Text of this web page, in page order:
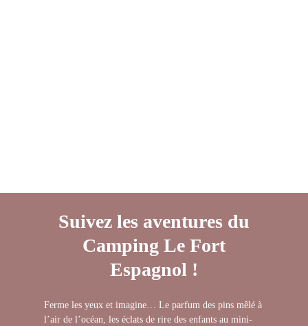
Suivez les aventures du
Camping Le Fort
Espagnol !
Ferme les yeux et imagine… Le parfum des pins mêlé à
l’air de l’océan, les éclats de rire des enfants au mini-